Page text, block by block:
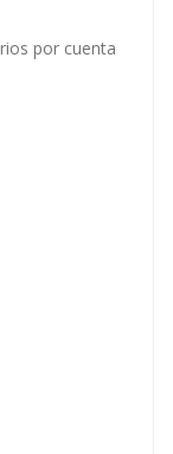
por cuenta